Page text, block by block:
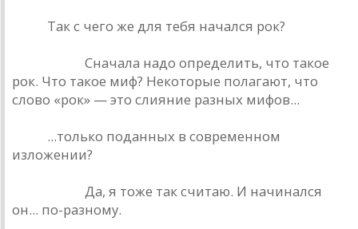
Так с чего же для тебя начался рок?
Сначала надо определить, что такое
рок. Что такое миф? Некоторые полагают, что
слово «рок» — это слияние разных мифов...
...только поданных в современном
изложении?
Да, я тоже так считаю. И начинался
он... по-разному.